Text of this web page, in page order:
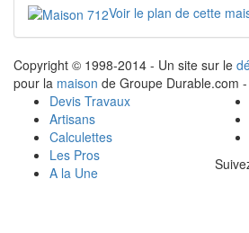
Voir le plan de cette
Copyright © 1998-2014 - Un site sur le
pour la maison de Groupe Durable.com
Devis Travaux
Artisans
Calculettes
Les Pros
A la Une